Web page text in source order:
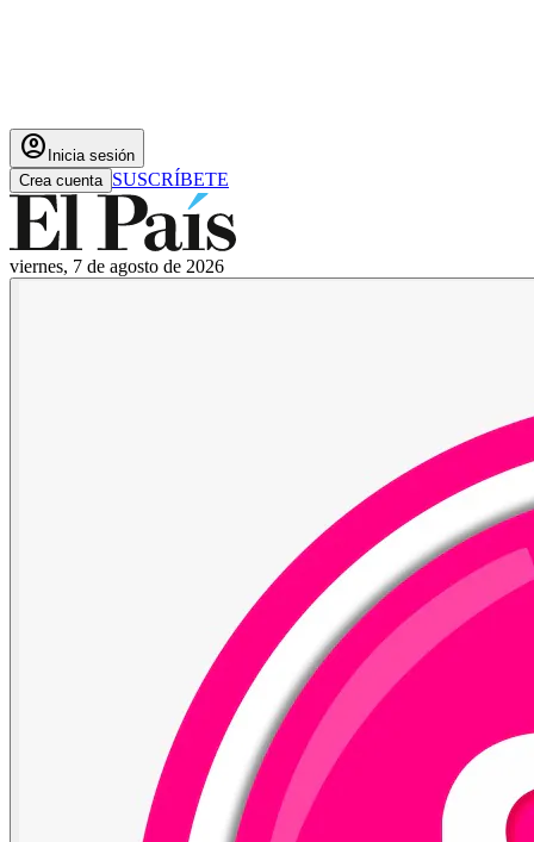
account_circle Inicia sesión
Crea cuenta SUSCRÍBETE
viernes, 7 de agosto de 2026